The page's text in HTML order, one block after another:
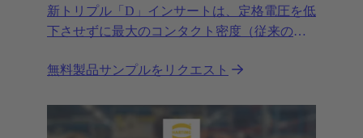
新トリプル「D」インサートは、定格電圧を低
下させずに最大のコンタクト密度（従来の標
無料製品サンプルをリクエスト